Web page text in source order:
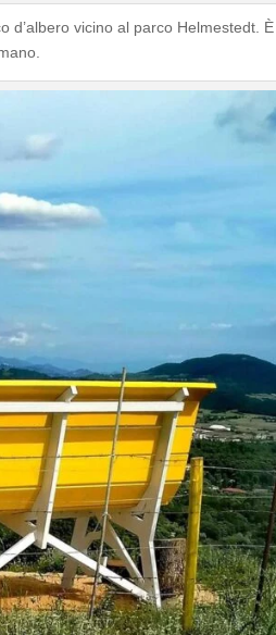
d’albero vicino al parco Helmestedt.